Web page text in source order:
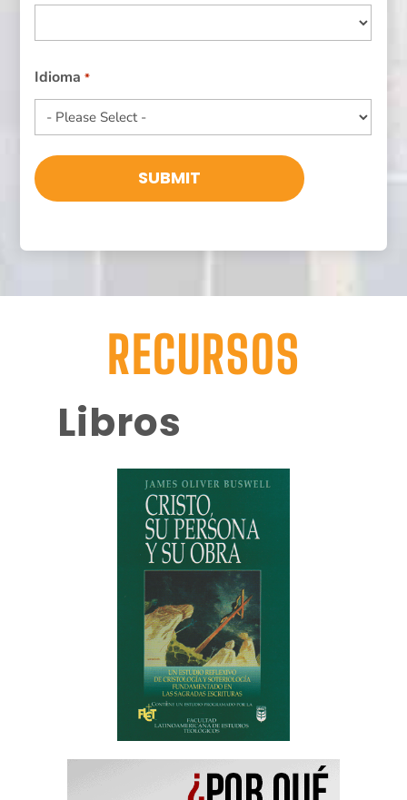
Idioma *
RECURSOS
Libros